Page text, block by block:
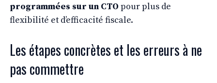
programmées sur un CTO pour plus de
flexibilité et d’efficacité fiscale.
Les étapes concrètes et les erreurs à ne
pas commettre